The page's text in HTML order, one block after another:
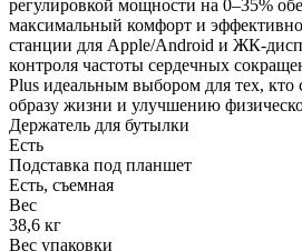
регулировкой мощности на 0–35%
максимальный комфорт и
станции для Apple/Android и ЖК-
контроля частоты сердечных
Plus идеальным выбором для тех, кто
образу жизни и улучшению
Держатель для бутылки
Есть
Подставка под планшет
Есть, съемная
Вес
38,6 кг
Вес упаковки